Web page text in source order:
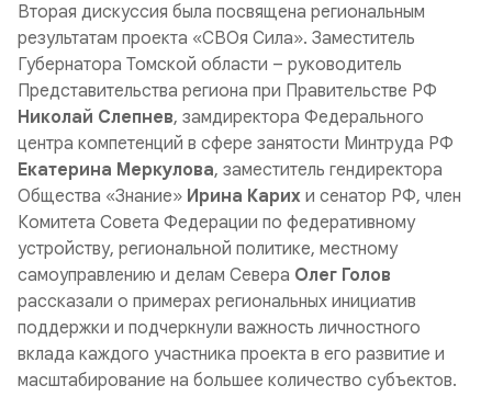
Вторая дискуссия была посвящена региональным
результатам проекта «СВОя Сила». Заместитель
Губернатора Томской области – руководитель
Представительства региона при Правительстве РФ
Николай Слепнев, замдиректора Федерального
центра компетенций в сфере занятости Минтруда РФ
Екатерина Меркулова, заместитель гендиректора
Общества «Знание» Ирина Карих и сенатор РФ, член
Комитета Совета Федерации по федеративному
устройству, региональной политике, местному
самоуправлению и делам Севера Олег Голов
рассказали о примерах региональных инициатив
поддержки и подчеркнули важность личностного
вклада каждого участника проекта в его развитие и
масштабирование на большее количество субъектов.